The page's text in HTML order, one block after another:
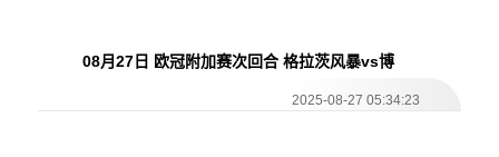
08月27日 欧冠附加赛次回合 格拉茨风暴vs博
2025-08-27 05:34:23